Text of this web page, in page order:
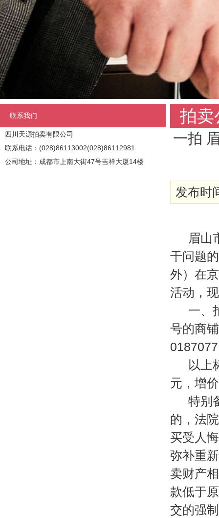
联系我们
四川天源拍卖有限公司
联系电话：(028)86113002(028)86112981
公司地址：成都市上南大街47号吉祥大厦14楼
拍卖
一拍
发布时
眉山
干问题
外）在
活动，
一、
号的商
以上
元，增
特别
的，法
买受人
弥补重
卖财产
款低于
交的强